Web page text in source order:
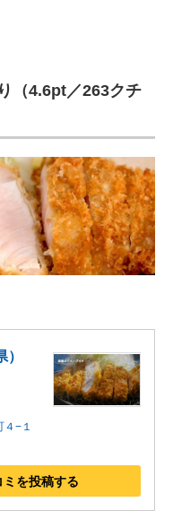
（4.6pt／263クチ
−１
を投稿する